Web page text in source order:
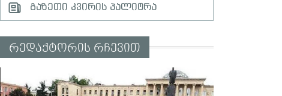
გაზეთი კვირის პალიტრა
რედაქტორის რჩევით